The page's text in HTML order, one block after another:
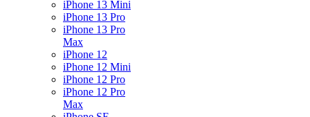
iPhone 13 Mini
iPhone 13 Pro
iPhone 13 Pro
Max
iPhone 12
iPhone 12 Mini
iPhone 12 Pro
iPhone 12 Pro
Max